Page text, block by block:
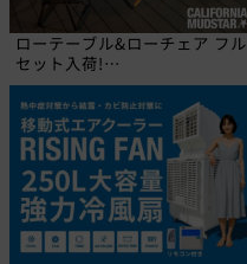
ローテーブル&ローチェア フル
セット入荷!
【CALIFORNIA MUDSTAR】